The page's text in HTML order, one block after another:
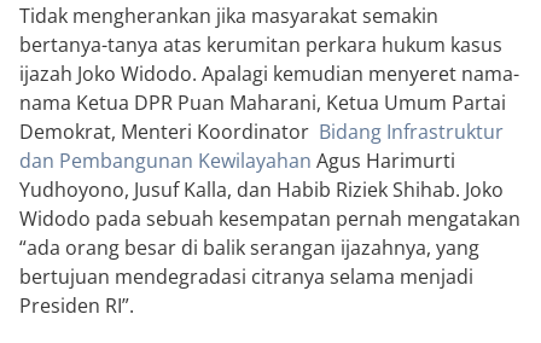
Tidak mengherankan jika masyarakat semakin
bertanya-tanya atas kerumitan perkara hukum kasus
ijazah Joko Widodo. Apalagi kemudian menyeret nama-
nama Ketua DPR Puan Maharani, Ketua Umum Partai
Demokrat, Menteri Koordinator Bidang Infrastruktur
dan Pembangunan Kewilayahan Agus Harimurti
Yudhoyono, Jusuf Kalla, dan Habib Riziek Shihab. Joko
Widodo pada sebuah kesempatan pernah mengatakan
“ada orang besar di balik serangan ijazahnya, yang
bertujuan mendegradasi citranya selama menjadi
Presiden RI”.